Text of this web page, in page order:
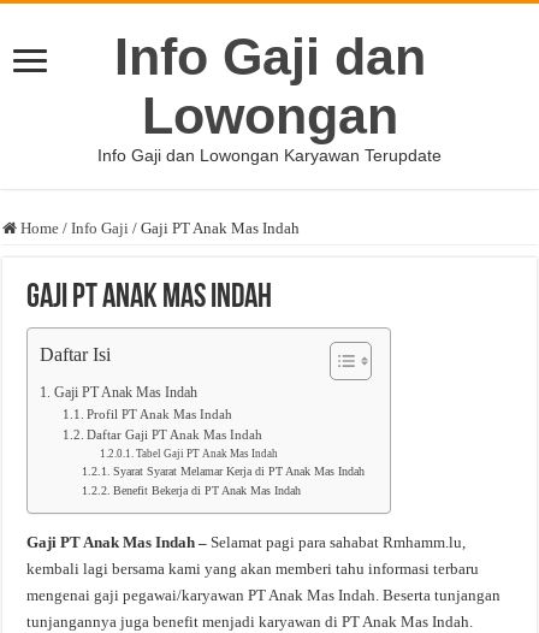
Info Gaji dan
Lowongan
Info Gaji dan Lowongan Karyawan Terupdate
Home / Info Gaji / Gaji PT Anak Mas Indah
Gaji PT Anak Mas Indah
Daftar Isi
Gaji PT Anak Mas Indah
Profil PT Anak Mas Indah
Daftar Gaji PT Anak Mas Indah
Tabel Gaji PT Anak Mas Indah
Syarat Syarat Melamar Kerja di PT Anak Mas Indah
Benefit Bekerja di PT Anak Mas Indah
Gaji PT Anak Mas Indah –Selamat pagi para sahabat Rmhamm.lu,
kembali lagi bersama kami yang akan memberi tahu informasi terbaru
mengenai gaji pegawai/karyawan PT Anak Mas Indah. Beserta tunjangan
tunjangannya juga benefit menjadi karyawan di PT Anak Mas Indah.